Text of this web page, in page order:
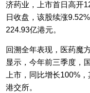
济药业，上市首日高开
日收盘，该股续涨
224.93亿港元。
回溯全年表现，医药魔
显示，今年前三季度，
上市，同比增长100%
港交所。